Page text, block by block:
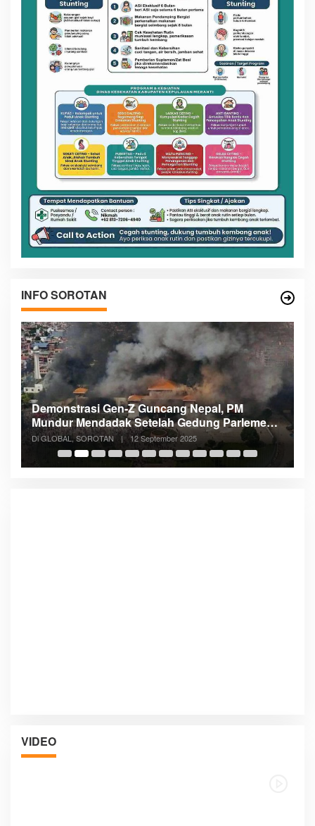
INFO SOROTAN
PM
Parlemen
Menteri Nusron: Patok Batas Tanah
Konflik dan Dukung Penataan Ruang
Di NASIONAL, SOROTAN 8 Agustus 2025
VIDEO